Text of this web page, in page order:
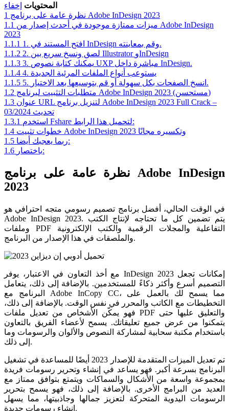
المحتويات إخفاء
1
نظرة عامة على برنامج Adobe InDesign 2023
1.1 ميزات ممتازة موجودة في أحدث إصدار من Adobe InDesign
2023
1.1.1
1. افتح المستند في InDesign وقم بمعاينته.
1.1.2
2. لصق ونسخ سريع بين Illustrator وInDesign
1.1.3
3. يمكنك كتابة نصوص UXP مباشرة داخل InDesign.
1.1.4
4. يستوعب أنواع الملفات المرئية الجديدة
1.1.5
5. انسخ الصفحات بكل سهولة أو قم بتوسيعها بعد الاختيار.
1.2
متطلبات التثبيت لبرنامج Adobe InDesign 2023 (مستحسن)
1.3 عنوان URL لتنزيل برنامج Adobe InDesign 2023 Full Crack –
تحديث 03/2024
1.3.1
استخدم Fshare لتحميل هذا الرابط:
1.4
خطوات تثبيت Adobe InDesign 2023 وتكسيره مجانًا
1.5
ربما يعجبك أيضا:
1.6
باختصار:
نظرة عامة على برنامج Adobe InDesign
2023
في الوقت الحالي، أفضل برنامج تصميم رسومي متجه احترافي هو
Adobe InDesign 2023. يتم تضمين كل ما تحتاجه لإنتاج الكتب
وملفات PDF التفاعلية والمجلات الرقمية والكتب الإلكترونية
والملصقات في هذا الإصدار من البرنامج.
مع أخذ التعاون في الاعتبار، يوفر InDesign 2023 إمكانات تجعل
التصميم أسرع وأكثر ذكاءً للمستخدمين. بالإضافة إلى ذلك، يتعامل
البرنامج مع Adobe InCopy CC، مما يسمح لك بالعمل على
التخطيطات مع الكاتب والمحرر في نفس الوقت. بالإضافة إلى ذلك،
فهو يمكّن الأشخاص من تعديل ملفات PDF والتعليق عليها حتى
يتمكنوا من عرض جميع تعليقاتك. يسمح لأعضاء الفريق بالتعاون
باستخدام مكتبة سحابية لمشاركة النصوص والألوان والرسومات وما
إلى ذلك.
تم تعديل الميزات المتقدمة للإصدار 2023 أيضًا للمساعدة في تشغيل
البرنامج بسرعة أكبر. فهو يساعد في إنشاء وتحرير رسومات فريدة
بمجموعة واسعة من الأشكال والسماكات ويتمتع بتوافق ممتاز مع
العديد من البرامج الأخرى. بالإضافة إلى ذلك، فهو يسمح بتحرير
الرسومات اليدوية المتحركة لتعزيز جمالها وجاذبيتها، مما يسهل
إنشاء رسومات جديدة.